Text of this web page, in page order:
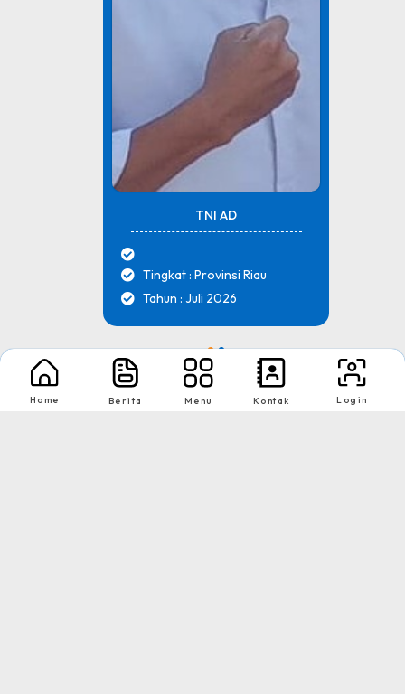
TNI AD
Tingkat : Provinsi Riau
Tahun : Juli 2026
Nikmati Cara Mudah dan Menyenangkan Ketika Membaca Buku, Update
Home Berita Menu Kontak Login